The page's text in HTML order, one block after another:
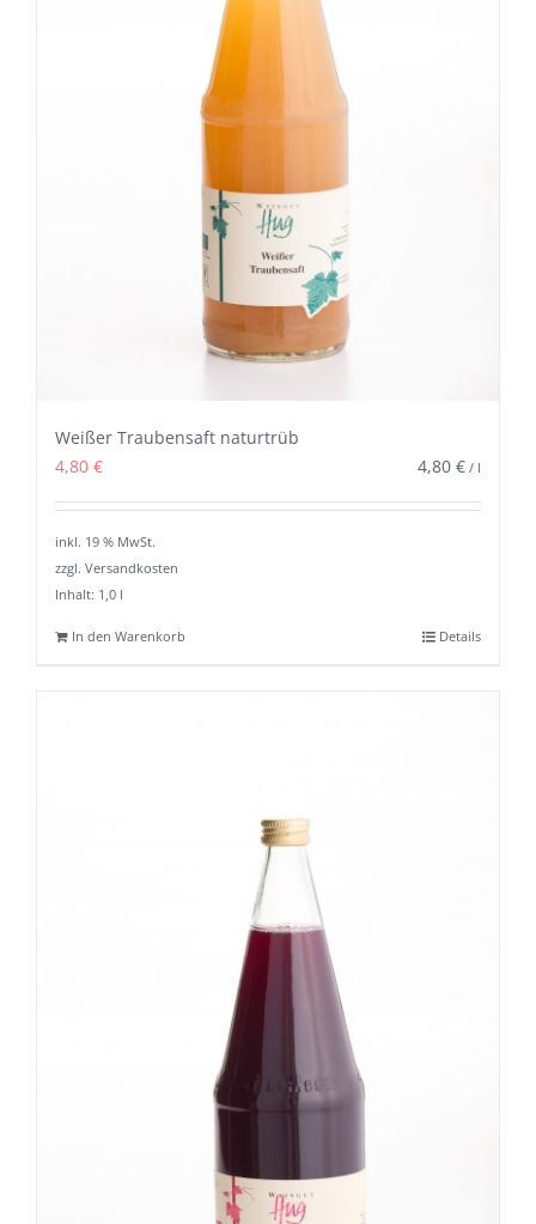
Weißer Traubensaft naturtrüb
4,80 € 4,80 € / l
inkl. 19 % MwSt.
zzgl. Versandkosten
Inhalt: 1,0 l
In den Warenkorb Details